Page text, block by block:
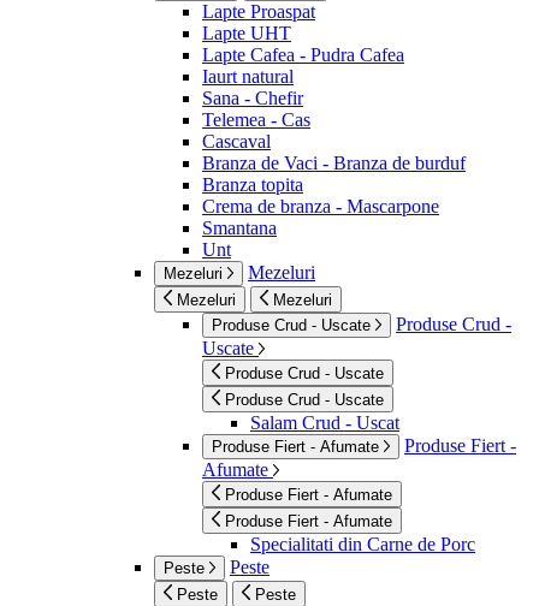
Lapte Proaspat
Lapte UHT
Lapte Cafea - Pudra Cafea
Iaurt natural
Sana - Chefir
Telemea - Cas
Cascaval
Branza de Vaci - Branza de burduf
Branza topita
Crema de branza - Mascarpone
Smantana
Unt
Mezeluri Mezeluri
Mezeluri
Mezeluri
Produse Crud - Uscate
Produse Crud -
Uscate
Produse Crud - Uscate
Produse Crud - Uscate
Salam Crud - Uscat
Produse Fiert - Afumate
Produse Fiert -
Afumate
Produse Fiert - Afumate
Produse Fiert - Afumate
Specialitati din Carne de Porc
Peste Peste
Peste Peste